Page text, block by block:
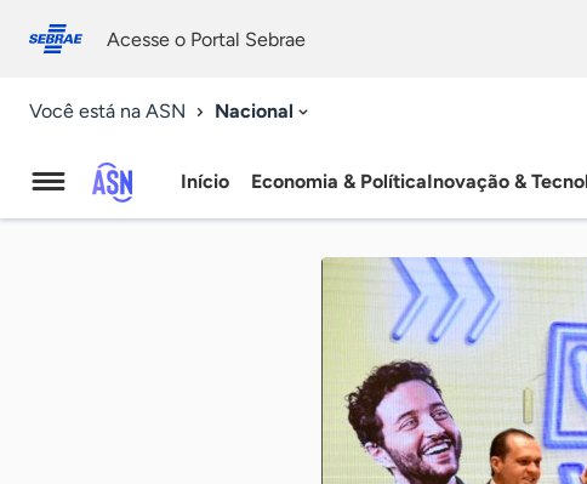
conosco
Acesse o Portal Sebrae
Você está na ASN Nacional
Agência
Início Economia & PolíticaInovação &